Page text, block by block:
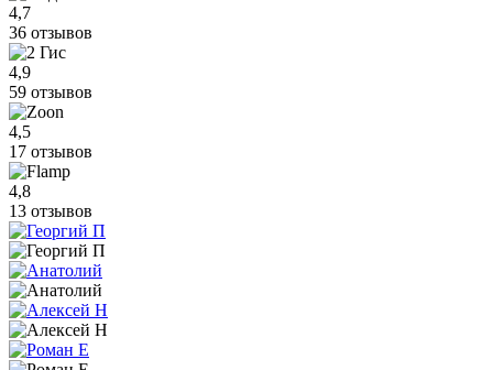
4,7
36 отзывов
4,9
59 отзывов
4,5
17 отзывов
4,8
13 отзывов